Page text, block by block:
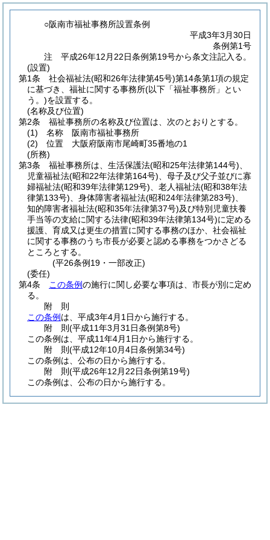
○阪南市福祉事務所設置条例
平成3年3月30日
条例第1号
注 平成26年12月22日条例第19号から条文注記入る。
(設置)
第1条
社会福祉法(昭和26年法律第45号)第14条第1項の規定
に基づき、福祉に関する事務所(以下「福祉事務所」とい
う。)を設置する。
(名称及び位置)
第2条
福祉事務所の名称及び位置は、次のとおりとする。
(1)
名称 阪南市福祉事務所
(2)
位置 大阪府阪南市尾崎町35番地の1
(所務)
第3条
福祉事務所は、生活保護法(昭和25年法律第144号)
児童福祉法(昭和22年法律第164号) 、母子及び父子並びに寡
婦福祉法(昭和39年法律第129号) 、老人福祉法(昭和38年法
律第133号) 、身体障害者福祉法(昭和24年法律第283号)
知的障害者福祉法(昭和35年法律第37号)及び特別児童扶養
手当等の支給に関する法律(昭和39年法律第134号)に定める
援護、育成又は更生の措置に関する事務のほか、社会福祉
に関する事務のうち市長が必要と認める事務をつかさどる
ところとする。
(平26条例19・一部改正)
(委任)
第4条
この条例の施行に関し必要な事項は、市長が別に定め
る。
附 則
この条例 は、平成3年4月1日から施行する。
附 則(平成11年3月31日条例第8号)
この条例は、平成11年4月1日から施行する。
附 則(平成12年10月4日条例第34号)
この条例は、公布の日から施行する。
附 則(平成26年12月22日条例第19号)
この条例は、公布の日から施行する。